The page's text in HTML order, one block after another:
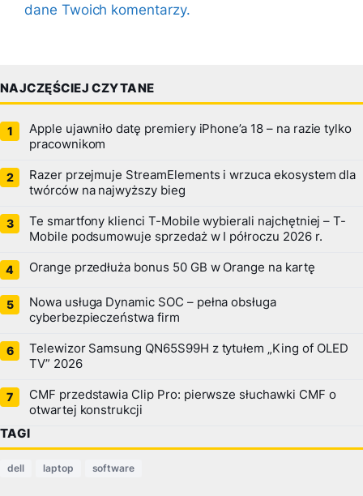
dane Twoich komentarzy.
NAJCZĘŚCIEJ CZYTANE
Apple ujawniło datę premiery iPhone’a 18 – na razie tylko
pracownikom
Razer przejmuje StreamElements i wrzuca ekosystem dla
twórców na najwyższy bieg
Te smartfony klienci T-Mobile wybierali najchętniej – T-
Mobile podsumowuje sprzedaż w I półroczu 2026 r.
Orange przedłuża bonus 50 GB w Orange na kartę
Nowa usługa Dynamic SOC – pełna obsługa
cyberbezpieczeństwa firm
Telewizor Samsung QN65S99H z tytułem „King of OLED
TV” 2026
CMF przedstawia Clip Pro: pierwsze słuchawki CMF o
otwartej konstrukcji
TAGI
dell laptop software